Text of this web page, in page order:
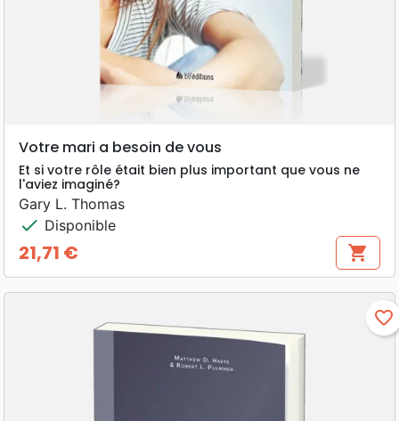
Votre mari a besoin de vous
Et si votre rôle était bien plus important que vous ne
l'aviez imaginé?
Gary L. Thomas
check Disponible
Prix
21,71 € shopping_cart
favorite_border